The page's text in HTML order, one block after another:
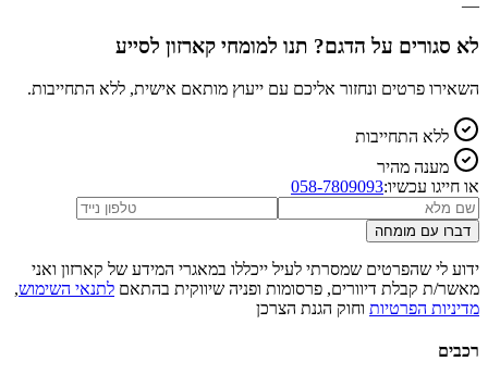
—
לא סגורים על הדגם? תנו למומחי קארזון לסייע
השאירו פרטים ונחזור אליכם עם ייעוץ מותאם אישית, ללא התחייבות.
ללא התחייבות
מענה מהיר
או חייגו עכשיו:058-7809093
דברו עם מומחה
ידוע לי שהפרטים שמסרתי לעיל ייכללו במאגרי המידע של קארזון ואני
מאשר/ת קבלת דיוורים, פרסומות ופניה שיווקית בהתאם לתנאי השימוש,
מדיניות הפרטיות וחוק הגנת הצרכן
רכבים